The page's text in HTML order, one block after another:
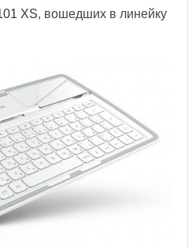
XS, вошедших в линейку